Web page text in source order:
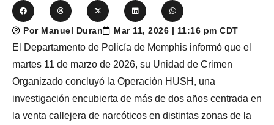
Por Manuel Duran Mar 11, 2026 | 11:16 pm CDT
El Departamento de Policía de Memphis informó que el
martes 11 de marzo de 2026, su Unidad de Crimen
Organizado concluyó la Operación HUSH, una
investigación encubierta de más de dos años centrada en
la venta callejera de narcóticos en distintas zonas de la